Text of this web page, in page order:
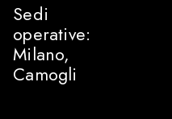
Sedi
operative:
Milano,
Camogli